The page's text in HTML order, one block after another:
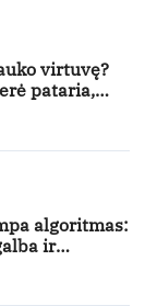
virtuvę?
pataria,
algoritmas:
ir